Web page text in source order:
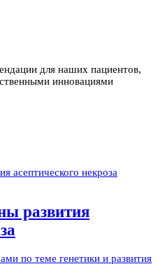
для наших пациентов,
инновациями
развития